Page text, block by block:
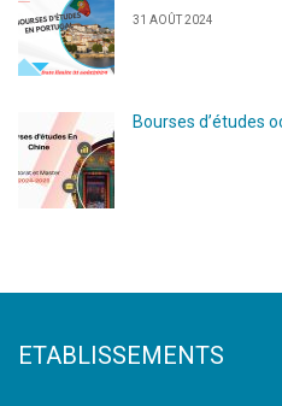
31 AOÛT 2024
Bourses d’études
ETABLISSEMENTS